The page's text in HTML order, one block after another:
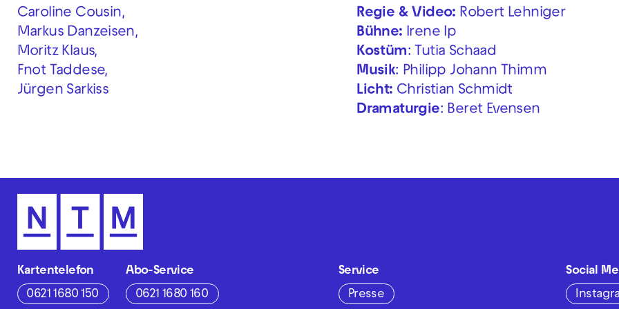
Caroline Cousin,
Markus Danzeisen,
Moritz Klaus,
Fnot Taddese,
Jürgen Sarkiss
Regie & Video: Robert Lehniger
Bühne: Irene Ip
Kostüm: Tutia Schaad
Musik: Philipp Johann Thimm
Licht: Christian Schmidt
Dramaturgie: Beret Evensen
Kartentelefon
0621 1680 150
Abo-Service
0621 1680 160
Service
Presse
Social